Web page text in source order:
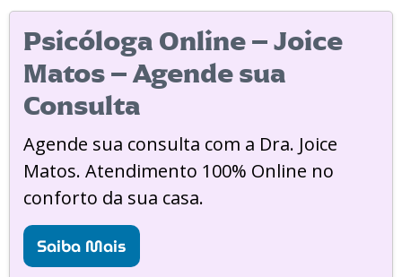
Psicóloga Online – Joice
Matos – Agende sua
Consulta
Agende sua consulta com a Dra. Joice
Matos. Atendimento 100% Online no
conforto da sua casa.
Saiba Mais